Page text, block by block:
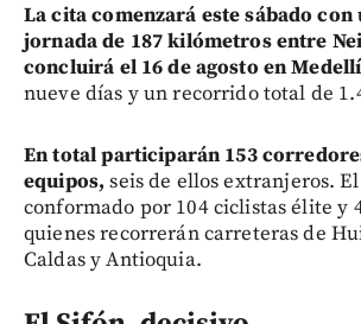
La cita comenzará este sábado con
jornada de 187 kilómetros entre
concluirá el 16 de agosto en
nueve días y un recorrido total de
En total participarán 153
equipos,seis de ellos extranjeros.
conformado por 104 ciclistas élite y
quienes recorrerán carreteras de
Caldas y Antioquia.